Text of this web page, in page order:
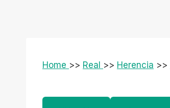
Home >> Real >> Herencia >>